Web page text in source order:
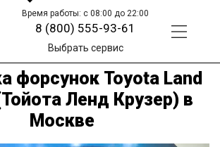
Время работы: с 08:00 до 22:00
8 (800) 555-93-61
Выбрать сервис
форсунок Toyota Land
Ленд Крузер) в
Москве